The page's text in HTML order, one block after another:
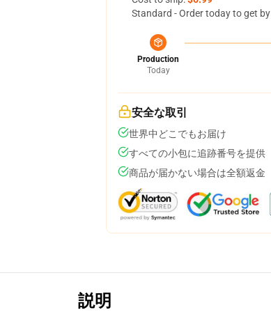
Standard - Order today to get by
Production
Today
安全な取引
世界中どこでもお届け
すべての小包に追跡番号を提供
商品が届かない場合は全額返金
説明